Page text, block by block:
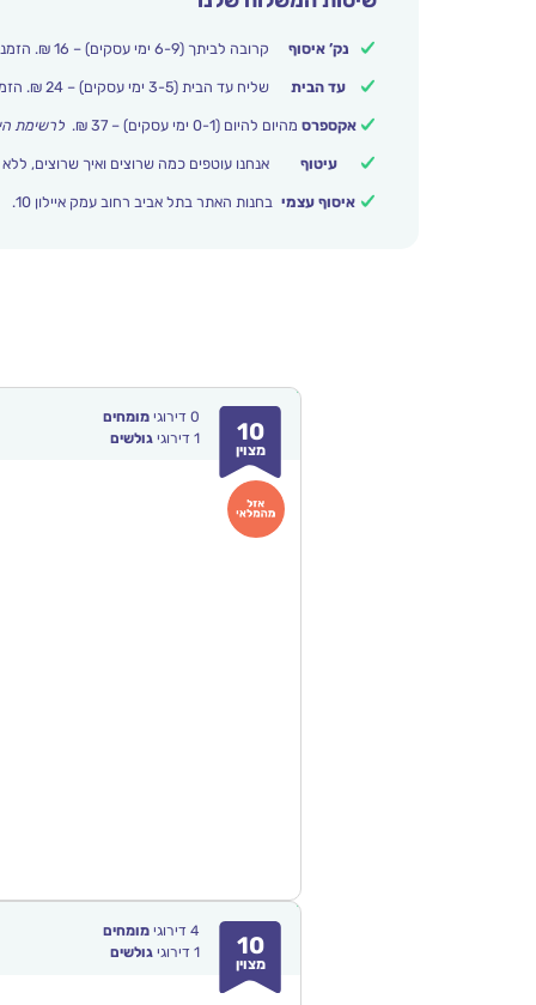
נק’ איסוף קרובה לביתך (6-9 ימי עסקים) – 16 ₪. הזמנות מעל 250 ₪ משלוח חינם.
עד הבית שליח עד הבית (3-5 ימי עסקים) – 24 ₪. הזמנות מעל 399 ₪ משלוח חינם.
אקספרס מהיום להיום (0-1 ימי עסקים) – 37 ₪. לרשימת
עיטוף אנחנו עוטפים כמה שרוצים ואיך שרוצים,
איסוף עצמי בחנות האתר בתל אביב רחוב עמק איילון 10.
10
מצוין
0 דירוגימומחים
1 דירוגיגולשים
10
מצוין
4 דירוגימומחים
1 דירוגיגולשים